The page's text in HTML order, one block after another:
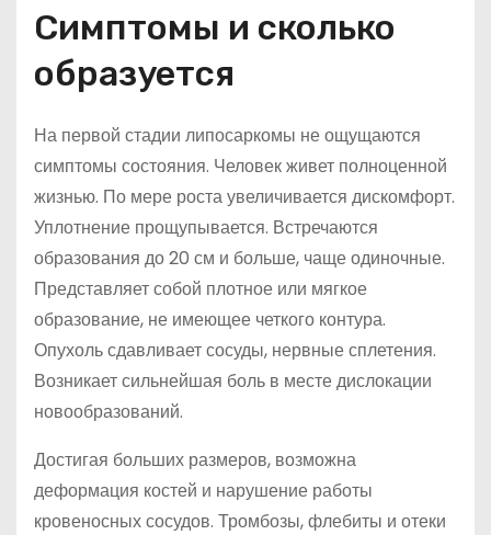
Симптомы и сколько
образуется
На первой стадии липосаркомы не ощущаются
симптомы состояния. Человек живет полноценной
жизнью. По мере роста увеличивается дискомфорт.
Уплотнение прощупывается. Встречаются
образования до 20 см и больше, чаще одиночные.
Представляет собой плотное или мягкое
образование, не имеющее четкого контура.
Опухоль сдавливает сосуды, нервные сплетения.
Возникает сильнейшая боль в месте дислокации
новообразований.
Достигая больших размеров, возможна
деформация костей и нарушение работы
кровеносных сосудов. Тромбозы, флебиты и отеки